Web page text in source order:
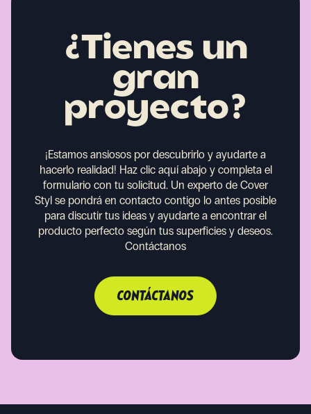
¿Tienes un
gran
proyecto?
¡Estamos ansiosos por descubrirlo y ayudarte a
hacerlo realidad! Haz clic aquí abajo y completa el
formulario con tu solicitud. Un experto de Cover
Styl se pondrá en contacto contigo lo antes posible
para discutir tus ideas y ayudarte a encontrar el
producto perfecto según tus superficies y deseos.
Contáctanos
CONTÁCTANOS